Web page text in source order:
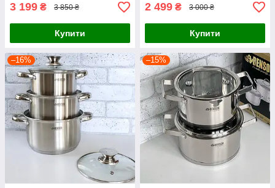
3 199 ₴ 3 850 ₴
Купити
2 499 ₴ 3 000 ₴
Купити
–16% –15%